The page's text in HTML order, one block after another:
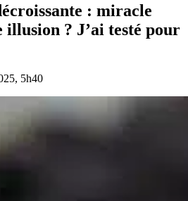
: miracle
? J’ai testé pour
5h40